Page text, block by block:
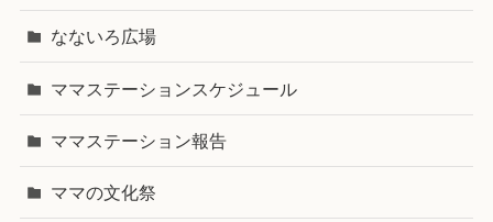
なないろ広場
ママステーションスケジュール
ママステーション報告
ママの文化祭